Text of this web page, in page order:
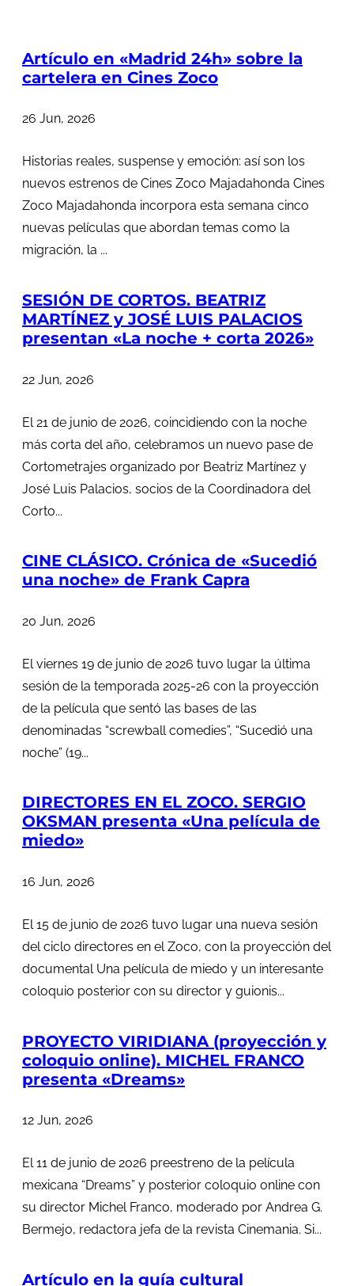
Artículo en «Madrid 24h» sobre la
cartelera en Cines Zoco
26 Jun, 2026
Historias reales, suspense y emoción: así son los
nuevos estrenos de Cines Zoco Majadahonda Cines
Zoco Majadahonda incorpora esta semana cinco
nuevas películas que abordan temas como la
migración, la ...
SESIÓN DE CORTOS. BEATRIZ
MARTÍNEZ y JOSÉ LUIS PALACIOS
presentan «La noche + corta 2026»
22 Jun, 2026
El 21 de junio de 2026, coincidiendo con la noche
más corta del año, celebramos un nuevo pase de
Cortometrajes organizado por Beatriz Martínez y
José Luis Palacios, socios de la Coordinadora del
Corto...
CINE CLÁSICO. Crónica de «Sucedió
una noche» de Frank Capra
20 Jun, 2026
El viernes 19 de junio de 2026 tuvo lugar la última
sesión de la temporada 2025-26 con la proyección
de la película que sentó las bases de las
denominadas “screwball comedies”, “Sucedió una
noche” (19...
DIRECTORES EN EL ZOCO. SERGIO
OKSMAN presenta «Una película de
miedo»
16 Jun, 2026
El 15 de junio de 2026 tuvo lugar una nueva sesión
del ciclo directores en el Zoco, con la proyección del
documental Una película de miedo y un interesante
coloquio posterior con su director y guionis...
PROYECTO VIRIDIANA (proyección y
coloquio online). MICHEL FRANCO
presenta «Dreams»
12 Jun, 2026
El 11 de junio de 2026 preestreno de la película
mexicana “Dreams” y posterior coloquio online con
su director Michel Franco, moderado por Andrea G.
Bermejo, redactora jefa de la revista Cinemania. Si...
Artículo en la guía cultural